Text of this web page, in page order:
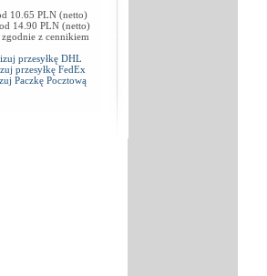
10.65 PLN (netto)
od 14.90 PLN (netto)
zgodnie z cennikiem
przesyłkę DHL
przesyłkę FedEx
Paczkę Pocztową